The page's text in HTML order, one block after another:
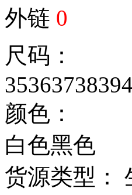
外链 0
尺码：
3536373839
颜色：
白色黑色
货源类型：